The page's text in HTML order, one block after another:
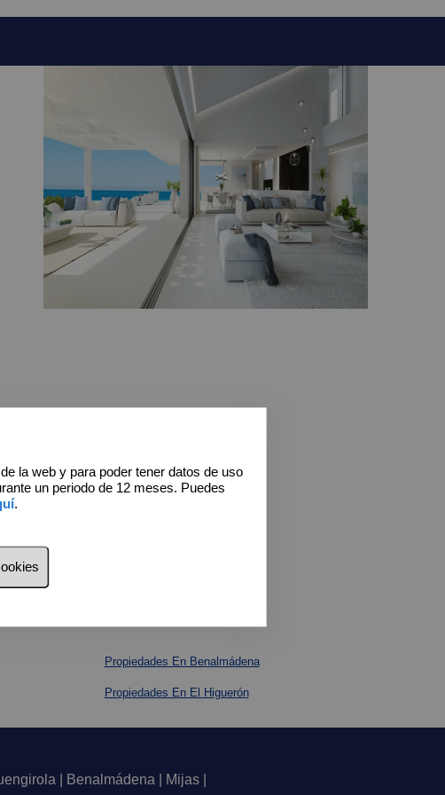
Propiedades En Benalmádena
Propiedades En El Higuerón
| Benalmádena | Mijas |
la web y para poder tener datos de uso
un periodo de 12 meses. Puedes
.